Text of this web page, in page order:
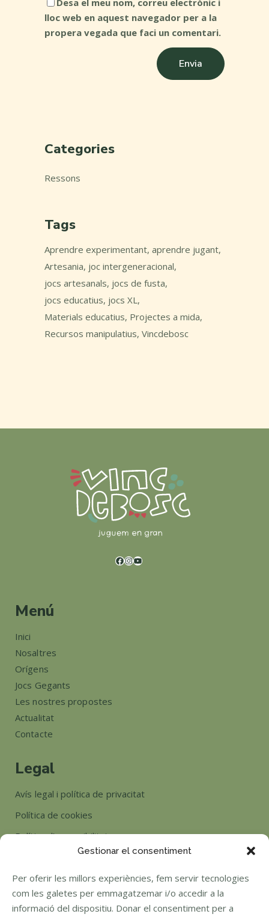
Gestionar el consentiment
Per oferir les millors experiències, fem servir tecnologies
com les galetes per emmagatzemar i/o accedir a la
informació del dispositiu. Donar el consentiment per a
lloc web en aquest navegador per a la
propera vegada que faci un comentari.
Categories
Ressons
Tags
Aprendre experimentant aprendre jugant
Artesania joc intergeneracional
jocs artesanals jocs de fusta
jocs educatius jocs XL
Materials educatius Projectes a mida
Recursos manipulatius Vincdebosc
Menú
Inici
Nosaltres
Orígens
Jocs Gegants
Les nostres propostes
Actualitat
Contacte
Legal
Avís legal i política de privacitat
Política de cookies
Política d’accessibilitat
Horari
Si tens algun dubte posa't en contacte amb nosaltres.